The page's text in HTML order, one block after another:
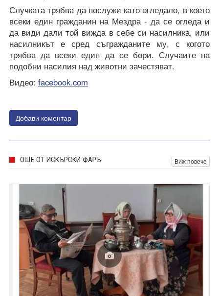
Случката трябва да послужи като огледало, в което
всеки един гражданин на Мездра - да се огледа и
да види дали той вижда в себе си насилника, или
насилникът е сред съгражданите му, с когото
трябва да всеки един да се бори. Случаите на
подобни насилия над животни зачестяват.
Видео: facebook.com
Добави коментар
ОЩЕ ОТ ИСКЪРСКИ ФАРЪ Виж повече